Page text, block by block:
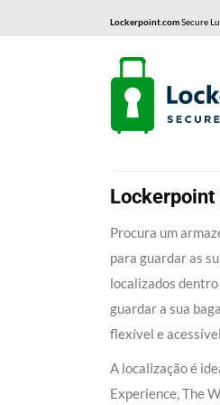
Lockerpoint.comSecure
Procura um
para guardar as
localizados
guardar a sua
flexível e
A localização é
Experience, The